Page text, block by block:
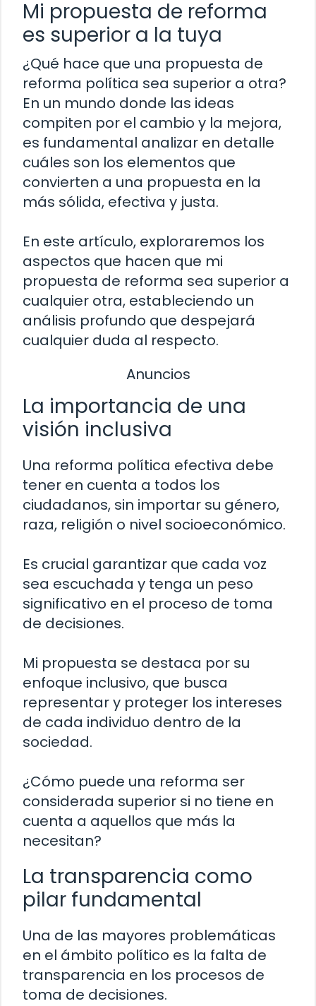
Mi propuesta de reforma
es superior a la tuya
¿Qué hace que una propuesta de
reforma política sea superior a otra?
En un mundo donde las ideas
compiten por el cambio y la mejora,
es fundamental analizar en detalle
cuáles son los elementos que
convierten a una propuesta en la
más sólida, efectiva y justa.
En este artículo, exploraremos los
aspectos que hacen que mi
propuesta de reforma sea superior a
cualquier otra, estableciendo un
análisis profundo que despejará
cualquier duda al respecto.
Anuncios
La importancia de una
visión inclusiva
Una reforma política efectiva debe
tener en cuenta a todos los
ciudadanos, sin importar su género,
raza, religión o nivel socioeconómico.
Es crucial garantizar que cada voz
sea escuchada y tenga un peso
significativo en el proceso de toma
de decisiones.
Mi propuesta se destaca por su
enfoque inclusivo, que busca
representar y proteger los intereses
de cada individuo dentro de la
sociedad.
¿Cómo puede una reforma ser
considerada superior si no tiene en
cuenta a aquellos que más la
necesitan?
La transparencia como
pilar fundamental
Una de las mayores problemáticas
en el ámbito político es la falta de
transparencia en los procesos de
toma de decisiones.